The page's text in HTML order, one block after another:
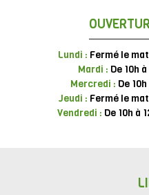
Lundi : Fermé le
Mardi : De 10h
Mercredi : De
Jeudi : Fermé le
Vendredi : De 10h à